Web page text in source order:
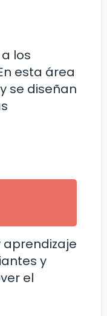
los
esta área
se diseñan
aprendizaje
y
el